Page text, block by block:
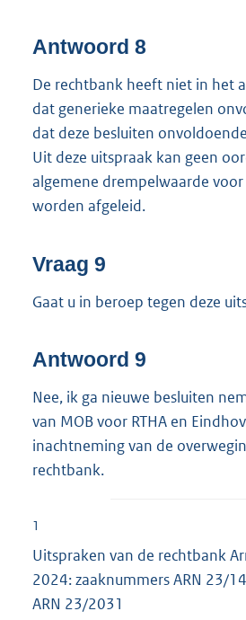
Antwoord 8
De rechtbank heeft niet in het
dat generieke maatregelen
dat deze besluiten
Uit deze uitspraak kan geen
algemene drempelwaarde
worden afgeleid.
Vraag 9
Gaat u in beroep tegen deze
Antwoord 9
Nee, ik ga nieuwe besluiten
van MOB voor RTHA en
inachtneming van de
rechtbank.
1
Uitspraken van de rechtbank
2024: zaaknummers ARN 23/
ARN 23/2031